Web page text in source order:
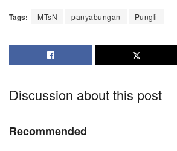
Tags: MTsN panyabungan Pungli
Discussion about this post
Recommended